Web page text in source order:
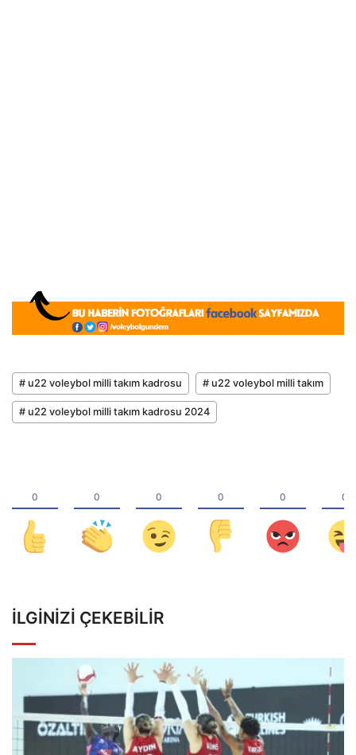
# u22 voleybol milli takım kadrosu # u22 voleybol milli takım
# u22 voleybol milli takım kadrosu 2024
İLGINIZI ÇEKEBILIR